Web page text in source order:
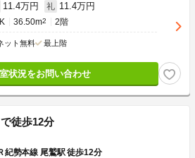
11.4万円 礼 11.4万円
36.50m2 2階
ット無料 最上階
状況をお問い合わせ
徒歩12分
紀勢本線 尾鷲駅 徒歩12分